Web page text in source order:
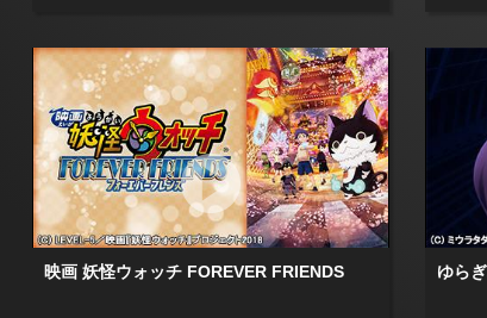
映画 妖怪ウォッチ FOREVER FRIENDS ゆら